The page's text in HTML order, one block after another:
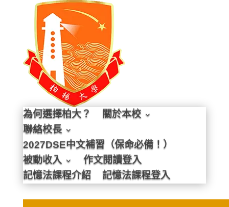
為何選擇柏大？
關於本校
聯絡校長
2027DSE中文補習（保命必備！）
被動收入
作文閱讀登入
記憶法課程介紹
記憶法課程登入